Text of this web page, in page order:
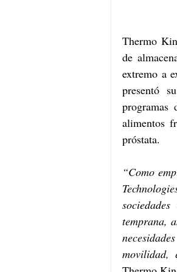
Thermo
de
extremo a
presentó
programas
alimentos
próstata.
“Como
temprana,